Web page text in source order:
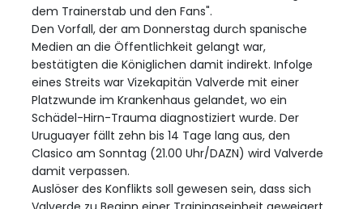
dem Trainerstab und den Fans".
Den Vorfall, der am Donnerstag durch spanische
Medien an die Öffentlichkeit gelangt war,
bestätigten die Königlichen damit indirekt. Infolge
eines Streits war Vizekapitän Valverde mit einer
Platzwunde im Krankenhaus gelandet, wo ein
Schädel-Hirn-Trauma diagnostiziert wurde. Der
Uruguayer fällt zehn bis 14 Tage lang aus, den
Clasico am Sonntag (21.00 Uhr/DAZN) wird Valverde
damit verpassen.
Auslöser des Konflikts soll gewesen sein, dass sich